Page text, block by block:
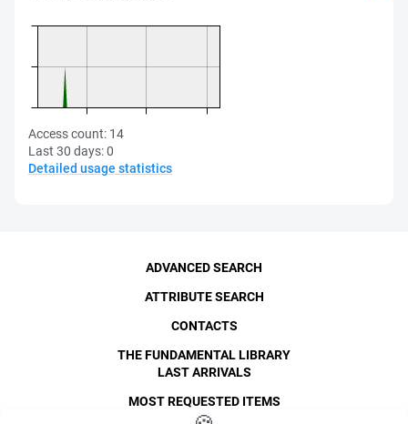
Access count: 14
Last 30 days:0
Detailed usage statistics
SPbPU, 1996-2026
ADVANCED SEARCH
ATTRIBUTE SEARCH
CONTACTS
THE FUNDAMENTAL LIBRARY
LAST ARRIVALS
MOST REQUESTED ITEMS